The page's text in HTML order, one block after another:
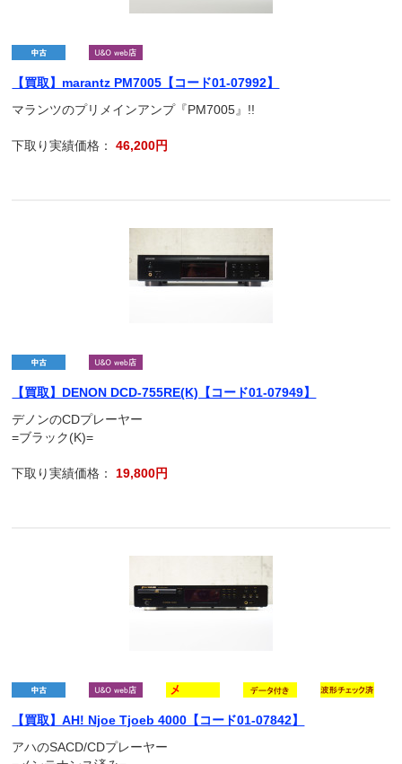
【買取】marantz PM7005【コード01-07992】
マランツのプリメインアンプ『PM7005』!!
下取り実績価格：46,200円
【買取】DENON DCD-755RE(K)【コード01-07949】
デノンのCDプレーヤー
=ブラック(K)=
下取り実績価格： 19,800円
【買取】AH! Njoe Tjoeb 4000【コード01-07842】
アハのSACD/CDプレーヤー